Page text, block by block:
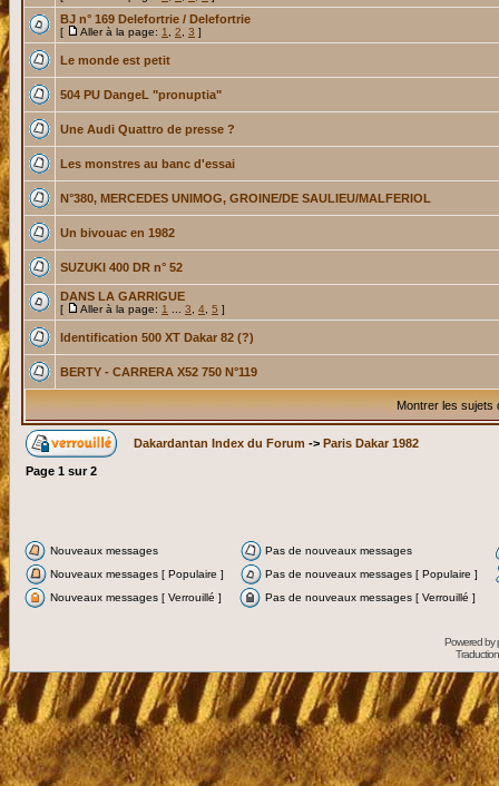
BJ n° 169 Delefortrie / Delefortrie
[ Aller à la page: 1 2 3 ]
Le monde est petit
504 PU DangeL "pronuptia"
Une Audi Quattro de presse ?
Les monstres au banc d'essai
N°380, MERCEDES UNIMOG, GROINE/DE SAULIEU/MALFERIOL
Un bivouac en 1982
SUZUKI 400 DR n° 52
DANS LA GARRIGUE
[ Aller à la page: 1 3 4 5 ]
Identification 500 XT Dakar 82 (?)
BERTY - CARRERA X52 750 N°119
Montrer les sujets
Dakardantan Index du Forum -> Paris Dakar 1982
Page 1 sur2
Nouveaux messages
Pas de nouveaux messages
Nouveaux messages [ Populaire ]
Pas de nouveaux messages [ Populaire ]
Nouveaux messages [ Verrouillé ]
Pas de nouveaux messages [ Verrouillé ]
Powered by